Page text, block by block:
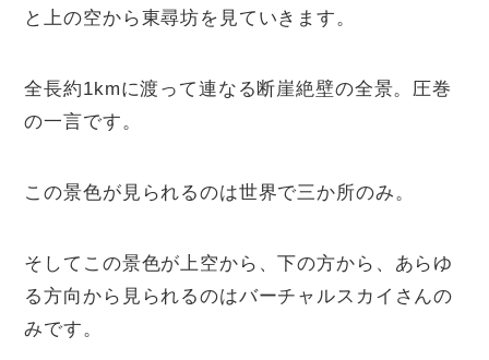
と上の空から東尋坊を見ていきます。
全長約1kmに渡って連なる断崖絶壁の全景。圧巻
の一言です。
この景色が見られるのは世界で三か所のみ。
そしてこの景色が上空から、下の方から、あらゆ
る方向から見られるのはバーチャルスカイさんの
みです。